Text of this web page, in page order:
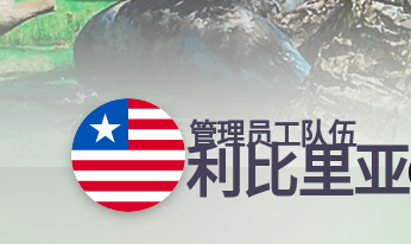
管理员工队伍
利比里亚